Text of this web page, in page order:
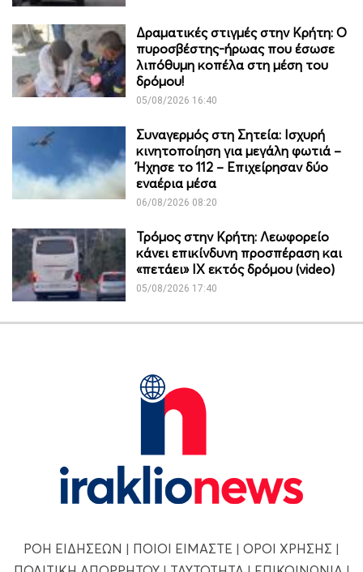
Δραματικές στιγμές στην Κρήτη: Ο
πυροσβέστης-ήρωας που έσωσε
λιπόθυμη κοπέλα στη μέση του
δρόμου!
05/08/2026 16:40
Συναγερμός στη Σητεία: Ισχυρή
κινητοποίηση για μεγάλη φωτιά –
Ήχησε το 112 – Επιχείρησαν δύο
εναέρια μέσα
06/08/2026 08:20
Τρόμος στην Κρήτη: Λεωφορείο
κάνει επικίνδυνη προσπέραση και
«πετάει» ΙΧ εκτός δρόμου (video)
05/08/2026 17:40
ΡΟΗ ΕΙΔΗΣΕΩΝ | ΠΟΙΟΙ ΕΙΜΑΣΤΕ | ΟΡΟΙ ΧΡΗΣΗΣ |